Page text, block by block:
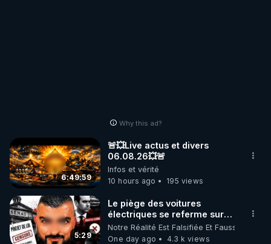
Why this ad?
6:49:59
🚨💥Live actus et divers
06.08.26💥🚨
Infos et vérité
10 hours ago
195 views
5:29
Le piège des voitures
électriques se referme sur
les usagers !
Notre Réalité Est Falsifiée Et Fausse
One day ago
4.3 k views